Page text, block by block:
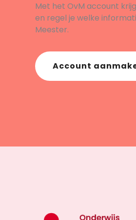
Met het OvM account
en regel je welke
Meester.
Account